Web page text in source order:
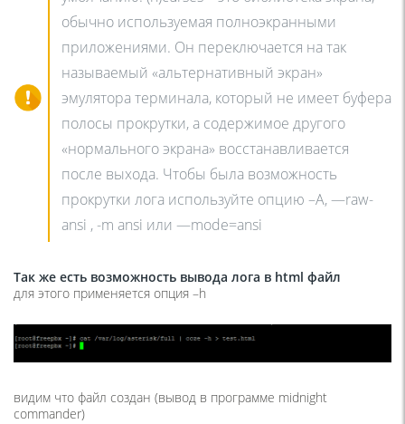
обычно используемая полноэкранными
приложениями. Он переключается на так
называемый «альтернативный экран»
эмулятора терминала, который не имеет буфера
полосы прокрутки, а содержимое другого
«нормального экрана» восстанавливается
после выхода. Чтобы была возможность
прокрутки лога используйте опцию –A, —raw-
ansi , -m ansi или —mode=ansi
Так же есть возможность вывода лога в html файл
для этого применяется опция –h
видим что файл создан (вывод в программе midnight
commander)